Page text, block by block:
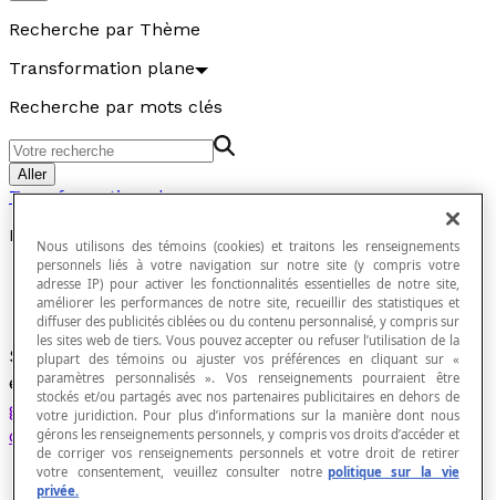
Recherche par Thème
Transformation plane
Recherche par mots clés
Aller
Transformation plane
Plan de symétrie
Si F est une figure de l'espace, alors un plan P
est un plan de symétrie de F si F est
globalement invariantepar unesymétrie
orthogonalepar rapport à P.
Nous utilisons des témoins (cookies) et traitons les renseignements
personnels liés à votre navigation sur notre site (y compris votre
adresse IP) pour activer les fonctionnalités essentielles de notre site,
améliorer les performances de notre site, recueillir des statistiques et
diffuser des publicités ciblées ou du contenu personnalisé, y compris sur
les sites web de tiers. Vous pouvez accepter ou refuser l’utilisation de la
plupart des témoins ou ajuster vos préférences en cliquant sur «
paramètres personnalisés ». Vos renseignements pourraient être
stockés et/ou partagés avec nos partenaires publicitaires en dehors de
votre juridiction. Pour plus d’informations sur la manière dont nous
gérons les renseignements personnels, y compris vos droits d’accéder et
de corriger vos renseignements personnels et votre droit de retirer
votre consentement, veuillez consulter notre politique sur la vie
privée.